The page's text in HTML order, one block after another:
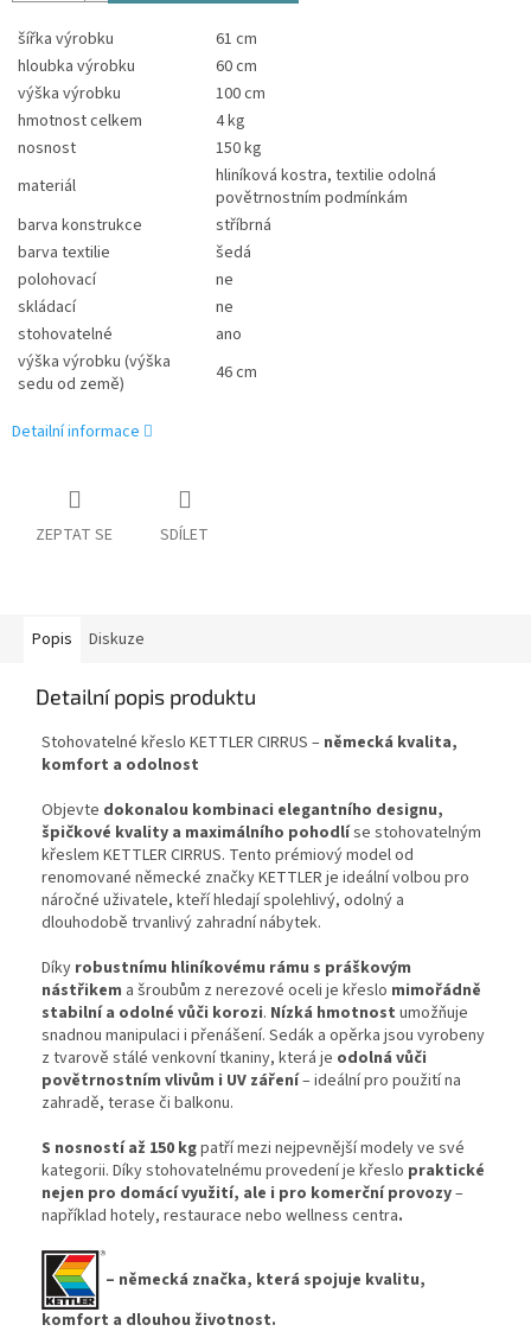
šířka výrobku
61 cm
hloubka výrobku
60 cm
výška výrobku
100 cm
hmotnost celkem
4 kg
nosnost
150 kg
materiál
hliníková kostra, textilie odolná
povětrnostním podmínkám
barva konstrukce
stříbrná
barva textilie
šedá
polohovací
ne
skládací
ne
stohovatelné
ano
výška výrobku (výška
sedu od země)
46 cm
Detailní informace
ZEPTAT SE SDÍLET
Popis Diskuze
Detailní popis produktu
Stohovatelné křeslo KETTLER CIRRUS – německá kvalita,
komfort a odolnost
Objevte dokonalou kombinaci elegantního designu,
špičkové kvality a maximálního pohodlíse stohovatelným
křeslem KETTLER CIRRUS. Tento prémiový model od
renomované německé značky KETTLER je ideální volbou pro
náročné uživatele, kteří hledají spolehlivý, odolný a
dlouhodobě trvanlivý zahradní nábytek.
Díky robustnímu hliníkovému rámu s práškovým
nástřikem a šroubům z nerezové oceli je křeslo mimořádně
stabilní a odolné vůči korozi. Nízká hmotnost umožňuje
snadnou manipulaci i přenášení. Sedák a opěrka jsou vyrobeny
z tvarově stálé venkovní tkaniny, která je odolná vůči
povětrnostním vlivům i UV záření– ideální pro použití na
zahradě, terase či balkonu.
S nosností až 150 kgpatří mezi nejpevnější modely ve své
kategorii. Díky stohovatelnému provedení je křeslo praktické
nejen pro domácí využití, ale i pro komerční provozy–
například hotely, restaurace nebo wellness centra.
– německá značka, která spojuje kvalitu,
komfort a dlouhou životnost.